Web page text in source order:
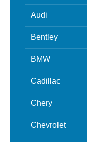
Audi
Bentley
BMW
Cadillac
Chery
Chevrolet